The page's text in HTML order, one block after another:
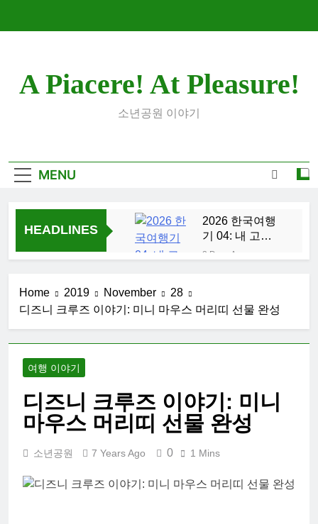
A Piacere! At Pleasure!
소년공원 이야기
MENU
HEADLINES
2026 한국여행
기 04: 내 고향
부산
2 Days Ago
1 Week Ago
대학 신입생 오
분에 만난 사람
들
2 Weeks Ago
2026 한국 여행
기 01: 대통령과
만난 날
3 Weeks Ago
학교 졸업식
Home 2019 November
28
디즈니 크루즈 이야기: 미니 마우스 머리띠 선물 완성
여행 이야기
디즈니 크루즈 이야기: 미니
마우스 머리띠 선물 완성
소년공원 7 Years Ago 0 1 Mins